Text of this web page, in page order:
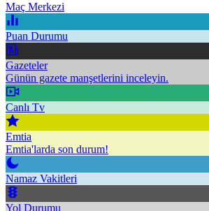
Maç Merkezi
Puan Durumu
Gazeteler
Günün gazete manşetlerini inceleyin.
Canlı Tv
Emtia
Emtia'larda son durum!
Namaz Vakitleri
Yol Durumu